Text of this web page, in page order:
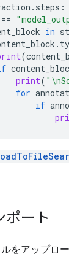
. steps :
==
in
.
(
print( " \n
for
if
ポート
をアップロー